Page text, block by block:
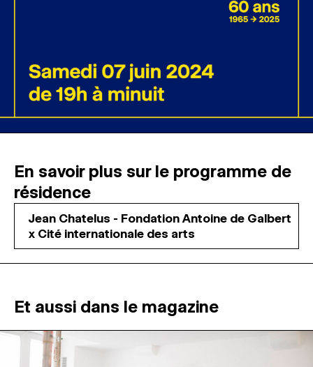
En savoir plus sur le programme de
résidence
Jean Chatelus - Fondation Antoine de Galbert
x Cité internationale des arts
Et aussi dans le magazine